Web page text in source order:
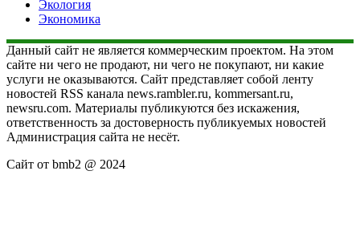
Экология
Экономика
Данный сайт не является коммерческим проектом. На этом
сайте ни чего не продают, ни чего не покупают, ни какие
услуги не оказываются. Сайт представляет собой ленту
новостей RSS канала news.rambler.ru, kommersant.ru,
newsru.com. Материалы публикуются без искажения,
ответственность за достоверность публикуемых новостей
Администрация сайта не несёт.
Сайт от bmb2 @ 2024